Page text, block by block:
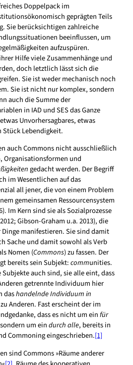
Doppelpack im
geprägten Teils
Sie berücksichtigen zahlreiche
beeinflussen, um
aufzuspüren.
Hilfe viele Zusammenhänge und
doch letztlich lässt sich die
Sie ist weder mechanisch noch
Sie ist nicht nur komplex, sondern
auch die Summe der
in IAD und SES das Ganze
Unvorhersagbares, etwas
Stück Lebendigkeit.
auch Commons nicht ausschließlich
Organisationsformen und
gedacht werden. Der Begriff
im Wesentlichen auf das
all jener, die von einem Problem
gemeinsamen Ressourcensystem
Im Kern sind sie als Sozialprozesse
Gibson-Graham u.a. 2013), die
manifestieren. Sie sind damit
Sache und damit sowohl als Verb
Nomen (Commons) zu fassen. Der
bereits sein Subjekt:communities.
auch sind, sie alle eint, dass
getrennte Individuum hier
dashandelnde Individuum in
Anderen. Fast erscheint der im
dass es nicht um einfür
um eindurch alle, bereits in
Commoning eingeschrieben.[1]
sind Commons »Räume anderer